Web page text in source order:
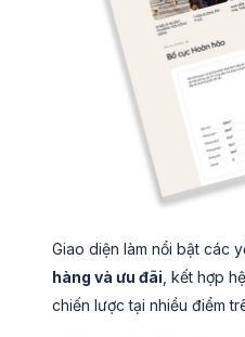
Giao diện làm nổi bật các
hàng và ưu đãi , kết hợp
chiến lược tại nhiều điểm